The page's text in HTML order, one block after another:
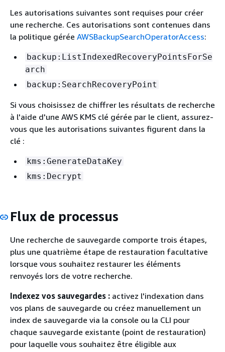
Les autorisations suivantes sont requises pour créer
une recherche. Ces autorisations sont contenues dans
la politique gérée AWSBackupSearchOperatorAccess:
backup:ListIndexedRecoveryPointsForSe
arch
backup:SearchRecoveryPoint
Si vous choisissez de chiffrer les résultats de recherche
à l'aide d'une AWS KMS clé gérée par le client, assurez-
vous que les autorisations suivantes figurent dans la
clé :
kms:GenerateDataKey
kms:Decrypt
Flux de processus
Une recherche de sauvegarde comporte trois étapes,
plus une quatrième étape de restauration facultative
lorsque vous souhaitez restaurer les éléments
renvoyés lors de votre recherche.
Indexez vos sauvegardes : activez l'indexation dans
vos plans de sauvegarde ou créez manuellement un
index de sauvegarde via la console ou la CLI pour
chaque sauvegarde existante (point de restauration)
pour laquelle vous souhaitez être éligible aux